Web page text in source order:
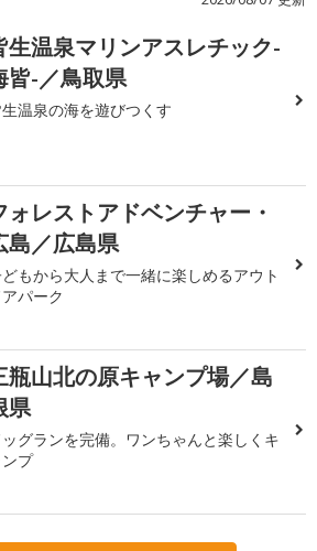
生温泉マリンアスレチック-
皆-／鳥取県
温泉の海を遊びつくす
ォレストアドベンチャー・
島／広島県
もから大人まで一緒に楽しめるアウト
アパーク
瓶山北の原キャンプ場／島
県
ッグランを完備。ワンちゃんと楽しくキ
ンプ